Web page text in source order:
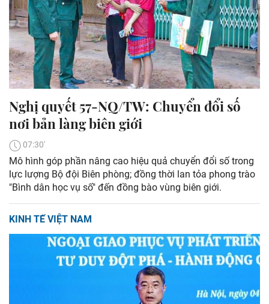
Nghị quyết 57-NQ/TW: Chuyển đổi số
nơi bản làng biên giới
07:30'
Mô hình góp phần nâng cao hiệu quả chuyển đổi số trong
lực lượng Bộ đội Biên phòng; đồng thời lan tỏa phong trào
"Bình dân học vụ số" đến đồng bào vùng biên giới.
KINH TẾ VIỆT NAM